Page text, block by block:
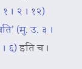
१ । २ । १२)
(मु. उ. ३ ।
। ६) इति च ।